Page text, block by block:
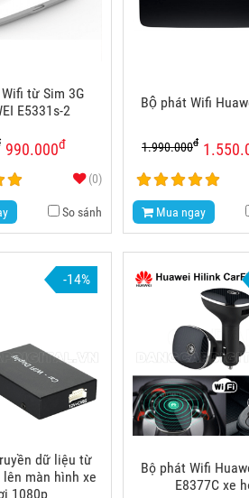
từ Sim 3G
E5331s-2
990.000đ
(0)
So sánh
Bộ phát Wifi
1.990.000đ
Mua ngay
-14%
dữ liệu từ
màn hình xe
1080p
Bộ phát Wifi
E8377C xe